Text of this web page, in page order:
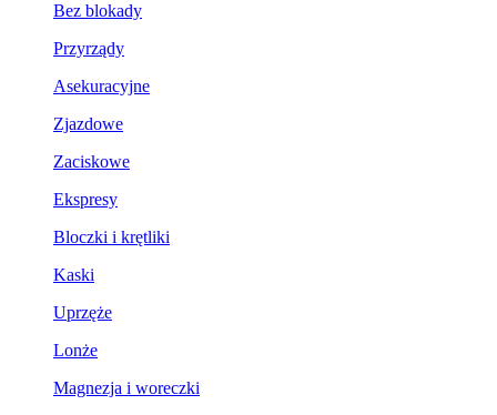
Bez blokady
Przyrządy
Asekuracyjne
Zjazdowe
Zaciskowe
Ekspresy
Bloczki i krętliki
Kaski
Uprzęże
Lonże
Magnezja i woreczki